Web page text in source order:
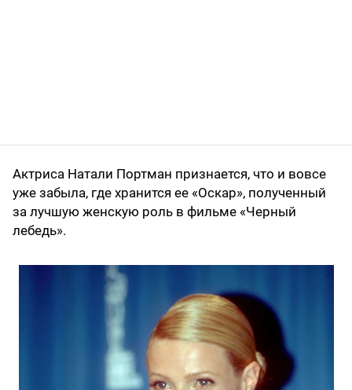
Актриса Натали Портман признается, что и вовсе
уже забыла, где хранится ее «Оскар», полученный
за лучшую женскую роль в фильме «Черный
лебедь».